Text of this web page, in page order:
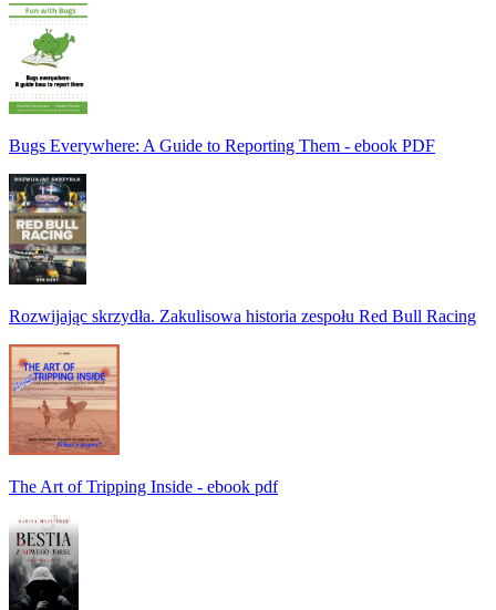
Bugs Everywhere: A Guide to Reporting Them - ebook PDF
Rozwijając skrzydła. Zakulisowa historia zespołu Red Bull Racing
The Art of Tripping Inside - ebook pdf